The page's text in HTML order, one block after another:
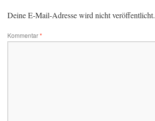
Deine E-Mail-Adresse wird nicht veröffentlicht.
Kommentar*